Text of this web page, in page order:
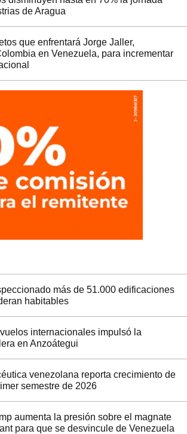
de Aragua
que enfrentará Jorge Jaller,
en Venezuela, para incrementar
más de 51.000 edificaciones
habitables
internacionales impulsó la
en Anzoátegui
venezolana reporta crecimiento de
semestre de 2026
aumenta la presión sobre el magnate
para que se desvincule de Venezuela